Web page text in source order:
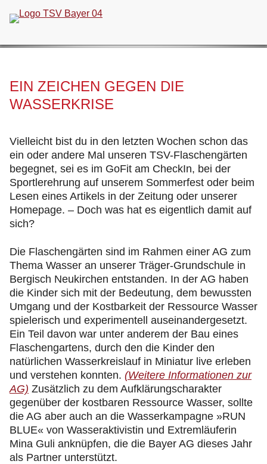
überspringen
EIN ZEICHEN GEGEN DIE
WASSERKRISE
Vielleicht bist du in den letzten Wochen schon das
ein oder andere Mal unseren TSV-Flaschengärten
begegnet, sei es im GoFit am CheckIn, bei der
Sportlerehrung auf unserem Sommerfest oder beim
Lesen eines Artikels in der Zeitung oder unserer
Homepage. – Doch was hat es eigentlich damit auf
sich?
Die Flaschengärten sind im Rahmen einer AG zum
Thema Wasser an unserer Träger-Grundschule in
Bergisch Neukirchen entstanden. In der AG haben
die Kinder sich mit der Bedeutung, dem bewussten
Umgang und der Kostbarkeit der Ressource Wasser
spielerisch und experimentell auseinandergesetzt.
Ein Teil davon war unter anderem der Bau eines
Flaschengartens, durch den die Kinder den
natürlichen Wasserkreislauf in Miniatur live erleben
und verstehen konnten. (Weitere Informationen zur
AG) Zusätzlich zu dem Aufklärungscharakter
gegenüber der kostbaren Ressource Wasser, sollte
die AG aber auch an die Wasserkampagne »RUN
BLUE« von Wasseraktivistin und Extremläuferin
Mina Guli anknüpfen, die die Bayer AG dieses Jahr
als Partner unterstützt.